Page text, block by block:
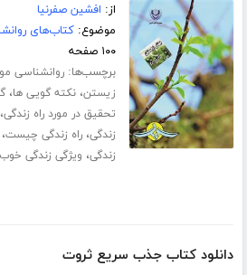
از: افشین صفرنیا
موضوع:کتاب‌های
۱۰۰ صفحه
برچسب‌ها:روانشناسی
زیستن،نکته گویی ها،
تحقیق در مورد راه زندگی،
زندگی،راه زندگی چیست
زندگی، ویژگی زندگی خوب
دانلود کتاب جذب سریع ثروت